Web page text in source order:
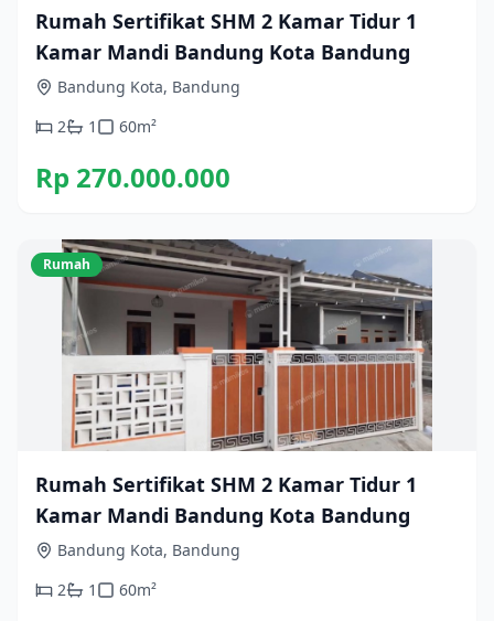
Rumah Sertifikat SHM 2 Kamar Tidur 1
Kamar Mandi Bandung Kota Bandung
Bandung Kota, Bandung
2
1 60m²
Rp 270.000.000
Rumah
Rumah Sertifikat SHM 2 Kamar Tidur 1
Kamar Mandi Bandung Kota Bandung
Bandung Kota, Bandung
2
1 60m²